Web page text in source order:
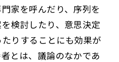
家を呼んだり、序列を
検討したり、意思決定
りすることにも効果が
とは、議論のなかであ